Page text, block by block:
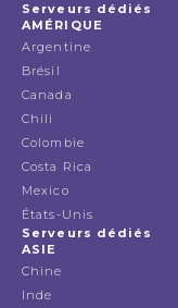
Serveurs dédiés
AMÉRIQUE
Argentine
Brésil
Canada
Chili
Colombie
Costa Rica
Mexico
États-Unis
Serveurs dédiés
ASIE
Chine
Inde